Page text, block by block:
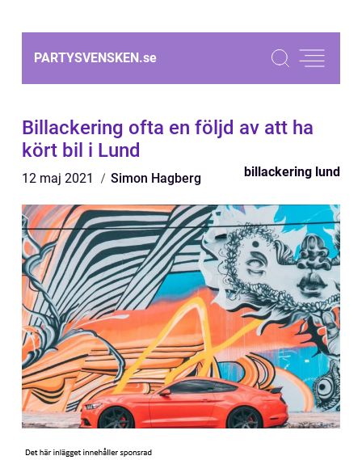
PARTYSVENSKEN.se
Billackering ofta en följd av att ha
kört bil i Lund
12 maj 2021 Simon Hagberg billackering lund